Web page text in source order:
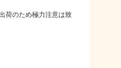
荷のため極力注意は致